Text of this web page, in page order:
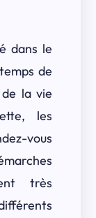
dans le
de
la vie
les
vous
très